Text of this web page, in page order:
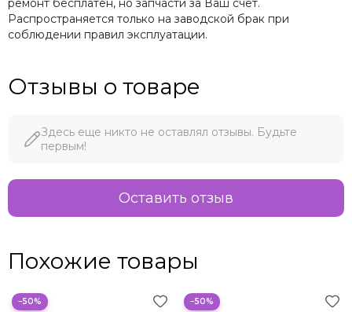
ремонт бесплатен, но запчасти за Ваш счёт.
Распространяется только на заводской брак при
соблюдении правил эксплуатации.
Отзывы о товаре
Здесь еще никто не оставлял отзывы. Будьте
первым!
Оставить отзыв
Похожие товары
−50% −50%